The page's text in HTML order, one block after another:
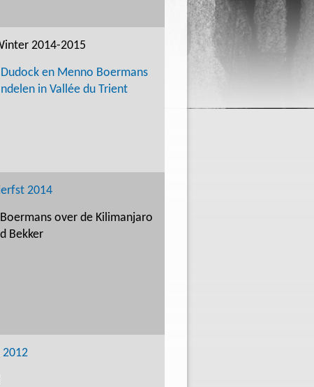
2014-2015
en Menno Boermans
in Vallée du Trient
2014
over de Kilimanjaro
Bekker
2012